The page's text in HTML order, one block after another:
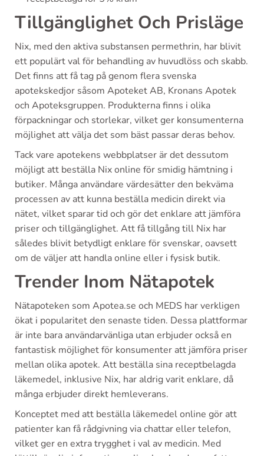
Tillgänglighet Och Prisläge
Nix, med den aktiva substansen permethrin, har blivit
ett populärt val för behandling av huvudlöss och skabb.
Det finns att få tag på genom flera svenska
apotekskedjor såsom Apoteket AB, Kronans Apotek
och Apoteksgruppen. Produkterna finns i olika
förpackningar och storlekar, vilket ger konsumenterna
möjlighet att välja det som bäst passar deras behov.
Tack vare apotekens webbplatser är det dessutom
möjligt att beställa Nix online för smidig hämtning i
butiker. Många användare värdesätter den bekväma
processen av att kunna beställa medicin direkt via
nätet, vilket sparar tid och gör det enklare att jämföra
priser och tillgänglighet. Att få tillgång till Nix har
således blivit betydligt enklare för svenskar, oavsett
om de väljer att handla online eller i fysisk butik.
Trender Inom Nätapotek
Nätapoteken som Apotea.se och MEDS har verkligen
ökat i popularitet den senaste tiden. Dessa plattformar
är inte bara användarvänliga utan erbjuder också en
fantastisk möjlighet för konsumenter att jämföra priser
mellan olika apotek. Att beställa sina receptbelagda
läkemedel, inklusive Nix, har aldrig varit enklare, då
många erbjuder direkt hemleverans.
Konceptet med att beställa läkemedel online gör att
patienter kan få rådgivning via chattar eller telefon,
vilket ger en extra trygghet i val av medicin. Med